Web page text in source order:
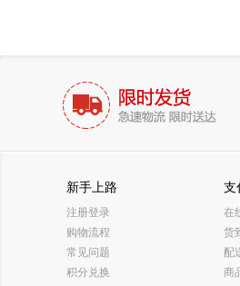
新手上路
注册登录
购物流程
常见问题
积分兑换
支
在
货
配
商